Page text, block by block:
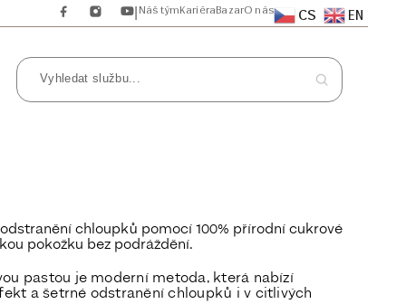
CS EN
O nás
Bazar
Kariéra
Náš tým
chloupků pomocí 100% přírodní cukrové
pokožku bez podráždění.
pastou je moderní metoda, která nabízí
ašetrné odstranění chloupků i v citlivých